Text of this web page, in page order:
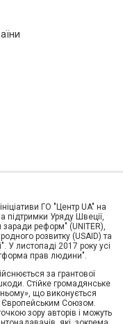
ГО "Центр UA" на
підтримки Уряду Швеції,
реформ" (UNITER),
розвитку (USAID) та
У листопаді 2017 року усі
прав людини".
за грантової
Стійке громадянське
що виконується
Європейським Союзом.
зору авторів і можуть